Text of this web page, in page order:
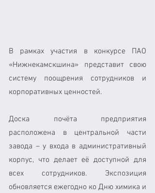
В рамках участия в конкурсе ПАО
«Нижнекамскшина» представит свою
систему поощрения сотрудников и
корпоративных ценностей.
Доска почёта предприятия
расположена в центральной части
завода – у входа в административный
корпус, что делает её доступной для
всех сотрудников. Экспозиция
обновляется ежегодно ко Дню химика и